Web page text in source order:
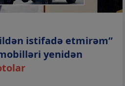
istifadə etmirəm”
yenidən